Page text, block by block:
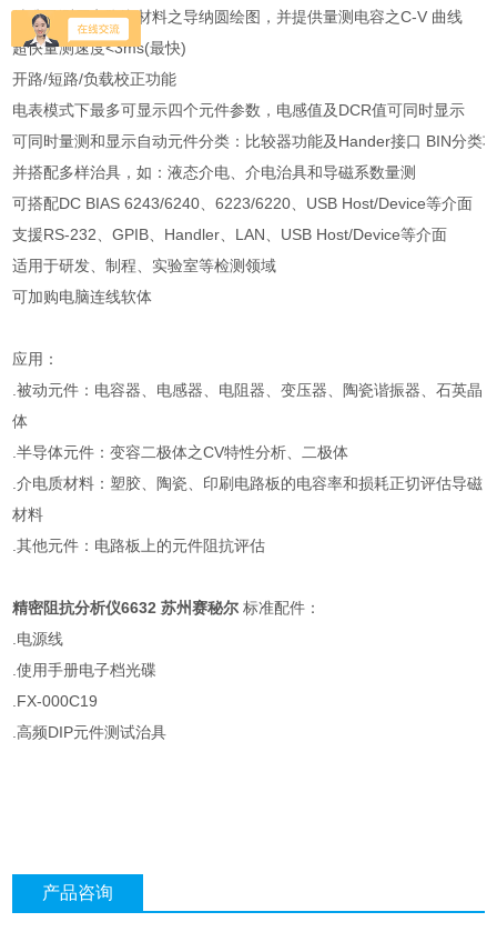
精准量测压电陶瓷材料之导纳圆绘图，并提供量测电容之C-V 曲线
超快量测速度<3ms(最快)
开路/短路/负载校正功能
电表模式下最多可显示四个元件参数，电感值及DCR值可同时显示
可同时量测和显示自动元件分类：比较器功能及Hander接口 BIN分类
并搭配多样治具，如：液态介电、介电治具和导磁系数量测
可搭配DC BIAS 6243/6240、6223/6220、USB Host/Device等介面
支援RS-232、GPIB、Handler、LAN、USB Host/Device等介面
适用于研发、制程、实验室等检测领域
可加购电脑连线软体
应用：
.被动元件：电容器、电感器、电阻器、变压器、陶瓷谐振器、石英晶
体
.半导体元件：变容二极体之CV特性分析、二极体
.介电质材料：塑胶、陶瓷、印刷电路板的电容率和损耗正切评估导磁
材料
.其他元件：电路板上的元件阻抗评估
精密阻抗分析仪6632 苏州赛秘尔 标准配件：
.电源线
.使用手册电子档光碟
.FX-000C19
.高频DIP元件测试治具
产品咨询